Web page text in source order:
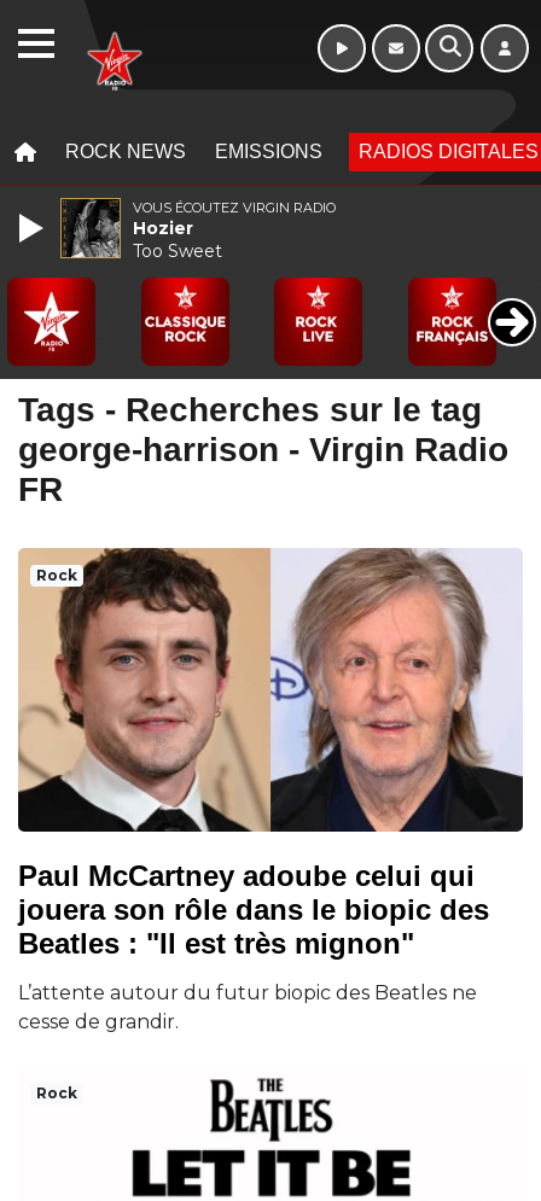
ROCK NEWS EMISSIONS RADIOS DIGITALES
Tags - Recherches sur le tag
george-harrison - Virgin Radio
FR
Rock
Paul McCartney adoube celui qui
jouera son rôle dans le biopic des
Beatles : "Il est très mignon"
L’attente autour du futur biopic des Beatles ne
cesse de grandir.
Rock
VOUS ÉCOUTEZ VIRGIN RADIO
Hozier
Too Sweet
WEBRADIO Week-end de 06h
à 12h